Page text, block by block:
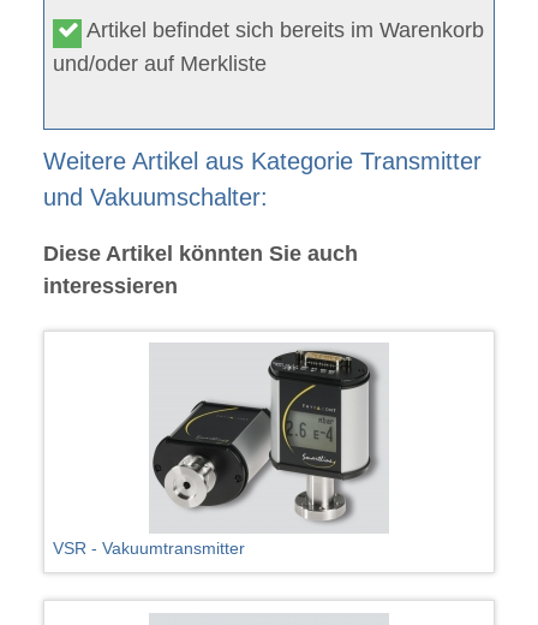
Artikel befindet sich bereits im Warenkorb
und/oder auf Merkliste
Weitere Artikel aus Kategorie Transmitter
und Vakuumschalter:
Diese Artikel könnten Sie auch
interessieren
VSR - Vakuumtransmitter